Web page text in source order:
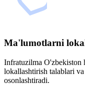
Ma'lumotlarni
Infratuzilma O'zbekiston
lokallashtirish talablari
osonlashtiradi.